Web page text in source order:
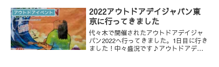
TOKYO outside ...
アウトドアイベント
2022アウトドアデイジャパン東
京に行ってきました
代々木で開催されたアウトドアデイジャ
パン2022へ行ってきました。1日目に行き
ました！中々盛況です♪アウトドアデイ